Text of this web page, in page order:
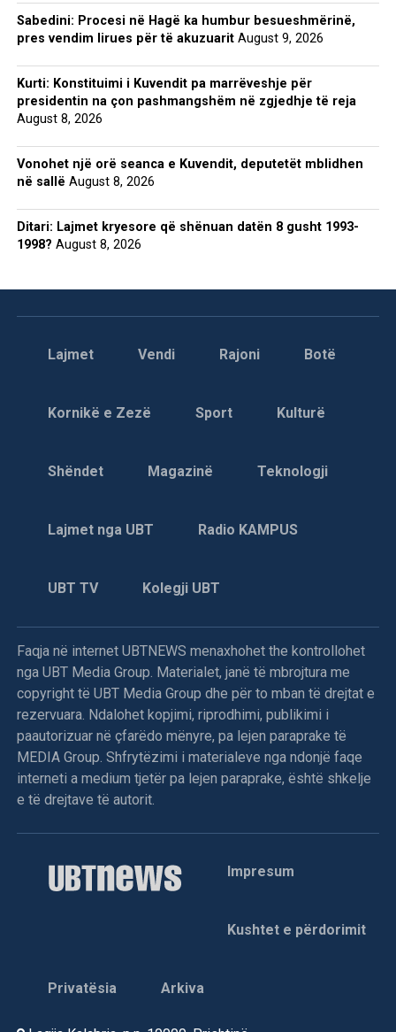
Sabedini: Procesi në Hagë ka humbur besueshmërinë,
pres vendim lirues për të akuzuarit August 9, 2026
Kurti: Konstituimi i Kuvendit pa marrëveshje për
presidentin na çon pashmangshëm në zgjedhje të reja
August 8, 2026
Vonohet një orë seanca e Kuvendit, deputetët mblidhen
në sallë August 8, 2026
Ditari: Lajmet kryesore që shënuan datën 8 gusht 1993-
1998? August 8, 2026
Lajmet Vendi Rajoni Botë
Kornikë e Zezë Sport Kulturë
Shëndet Magazinë Teknologji
Lajmet nga UBT Radio KAMPUS
UBT TV Kolegji UBT
Faqja në internet UBTNEWS menaxhohet the kontrollohet
nga UBT Media Group. Materialet, janë të mbrojtura me
copyright të UBT Media Group dhe për to mban të drejtat e
rezervuara. Ndalohet kopjimi, riprodhimi, publikimi i
paautorizuar në çfarëdo mënyre, pa lejen paraprake të
MEDIA Group. Shfrytëzimi i materialeve nga ndonjë faqe
interneti a medium tjetër pa lejen paraprake, është shkelje
e të drejtave të autorit.
Impresum
Kushtet e përdorimit
Privatësia Arkiva